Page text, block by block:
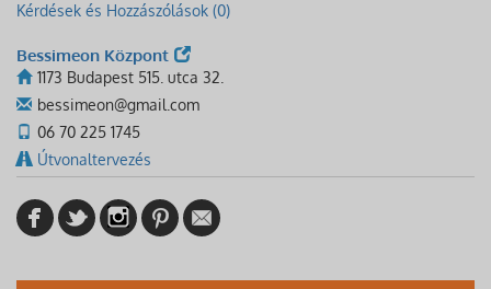
Kérdések és Hozzászólások (0)
Bessimeon Központ
1173 Budapest 515. utca 32.
bessimeon@gmail.com
06 70 225 1745
Útvonaltervezés